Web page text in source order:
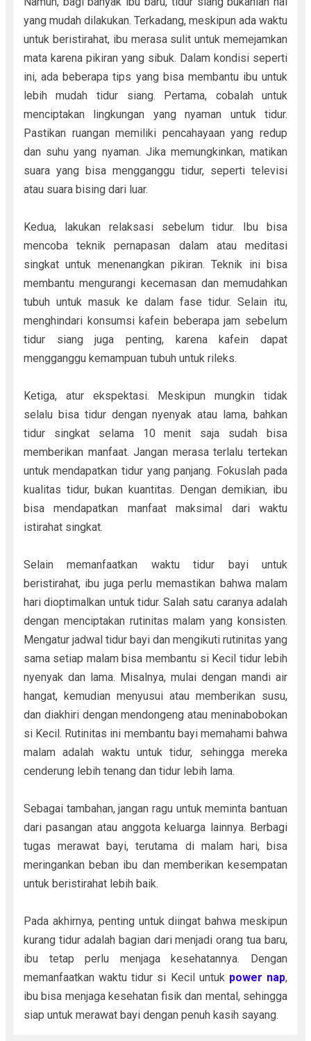
yang mudah dilakukan. Terkadang, meskipun ada waktu
untuk beristirahat, ibu merasa sulit untuk memejamkan
mata karena pikiran yang sibuk. Dalam kondisi seperti
ini, ada beberapa tips yang bisa membantu ibu untuk
lebih mudah tidur siang. Pertama, cobalah untuk
menciptakan lingkungan yang nyaman untuk tidur.
Pastikan ruangan memiliki pencahayaan yang redup
dan suhu yang nyaman. Jika memungkinkan, matikan
suara yang bisa mengganggu tidur, seperti televisi
atau suara bising dari luar.
Kedua, lakukan relaksasi sebelum tidur. Ibu bisa
mencoba teknik pernapasan dalam atau meditasi
singkat untuk menenangkan pikiran. Teknik ini bisa
membantu mengurangi kecemasan dan memudahkan
tubuh untuk masuk ke dalam fase tidur. Selain itu,
menghindari konsumsi kafein beberapa jam sebelum
tidur siang juga penting, karena kafein dapat
mengganggu kemampuan tubuh untuk rileks.
Ketiga, atur ekspektasi. Meskipun mungkin tidak
selalu bisa tidur dengan nyenyak atau lama, bahkan
tidur singkat selama 10 menit saja sudah bisa
memberikan manfaat. Jangan merasa terlalu tertekan
untuk mendapatkan tidur yang panjang. Fokuslah pada
kualitas tidur, bukan kuantitas. Dengan demikian, ibu
bisa mendapatkan manfaat maksimal dari waktu
istirahat singkat.
Selain memanfaatkan waktu tidur bayi untuk
beristirahat, ibu juga perlu memastikan bahwa malam
hari dioptimalkan untuk tidur. Salah satu caranya adalah
dengan menciptakan rutinitas malam yang konsisten.
Mengatur jadwal tidur bayi dan mengikuti rutinitas yang
sama setiap malam bisa membantu si Kecil tidur lebih
nyenyak dan lama. Misalnya, mulai dengan mandi air
hangat, kemudian menyusui atau memberikan susu,
dan diakhiri dengan mendongeng atau meninabobokan
si Kecil. Rutinitas ini membantu bayi memahami bahwa
malam adalah waktu untuk tidur, sehingga mereka
cenderung lebih tenang dan tidur lebih lama.
Sebagai tambahan, jangan ragu untuk meminta bantuan
dari pasangan atau anggota keluarga lainnya. Berbagi
tugas merawat bayi, terutama di malam hari, bisa
meringankan beban ibu dan memberikan kesempatan
untuk beristirahat lebih baik.
Pada akhirnya, penting untuk diingat bahwa meskipun
kurang tidur adalah bagian dari menjadi orang tua baru,
ibu tetap perlu menjaga kesehatannya. Dengan
memanfaatkan waktu tidur si Kecil untuk power nap,
ibu bisa menjaga kesehatan fisik dan mental, sehingga
siap untuk merawat bayi dengan penuh kasih sayang.